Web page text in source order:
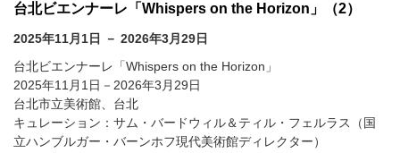
台北ビエンナーレ「Whispers on the Horizon」（2）
2025年11月1日 － 2026年3月29日
台北ビエンナーレ「Whispers on the Horizon」
2025年11月1日－2026年3月29日
台北市立美術館、台北
キュレーション：サム・バードウィル＆ティル・フェルラス（国
立ハンブルガー・バーンホフ現代美術館ディレクター）